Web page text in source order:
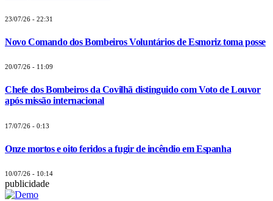
23/07/26 - 22:31
Novo Comando dos Bombeiros Voluntários de Esmoriz toma posse
20/07/26 - 11:09
Chefe dos Bombeiros da Covilhã distinguido com Voto de Louvor
após missão internacional
17/07/26 - 0:13
Onze mortos e oito feridos a fugir de incêndio em Espanha
10/07/26 - 10:14
publicidade